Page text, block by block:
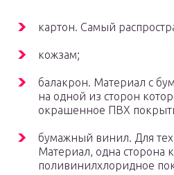
картон. Самый
кожзам;
балакрон. Материал с
на одной из сторон
окрашенное ПВХ
бумажный винил. Для
Материал, одна сторона
поливинилхлоридное